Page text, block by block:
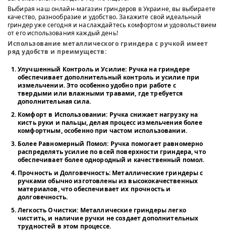
Выбирая наш онлайн-магазин гриндеров в Украине, вы выбираете
качество, разнообразие и удобство. Закажите свой идеальный
гриндер уже сегодня и наслаждайтесь комфортом и удовольствием
от его использования каждый день!
Использование металлического гриндера с ручкой имеет
ряд удобств и преимуществ:
Улучшенный Контроль и Усилие: Ручка на гриндере
обеспечивает дополнительный контроль и усилие при
измельчении. Это особенно удобно при работе с
твердыми или влажными травами, где требуется
дополнительная сила.
Комфорт в Использовании: Ручка снижает нагрузку на
кисть руки и пальцы, делая процесс измельчения более
комфортным, особенно при частом использовании.
Более Равномерный Помол: Ручка помогает равномерно
распределять усилие по всей поверхности гриндера, что
обеспечивает более однородный и качественный помол.
Прочность и Долговечность: Металлические гриндеры с
ручками обычно изготовлены из высококачественных
материалов, что обеспечивает их прочность и
долговечность.
Легкость Очистки: Металлические гриндеры легко
чистить, и наличие ручки не создает дополнительных
трудностей в этом процессе.